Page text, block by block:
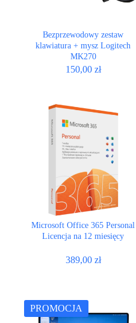
Bezprzewodowy zestaw
klawiatura + mysz Logitech
MK270
150,00 zł
Microsoft Office 365 Personal
Licencja na 12 miesięcy
389,00 zł
PROMOCJA